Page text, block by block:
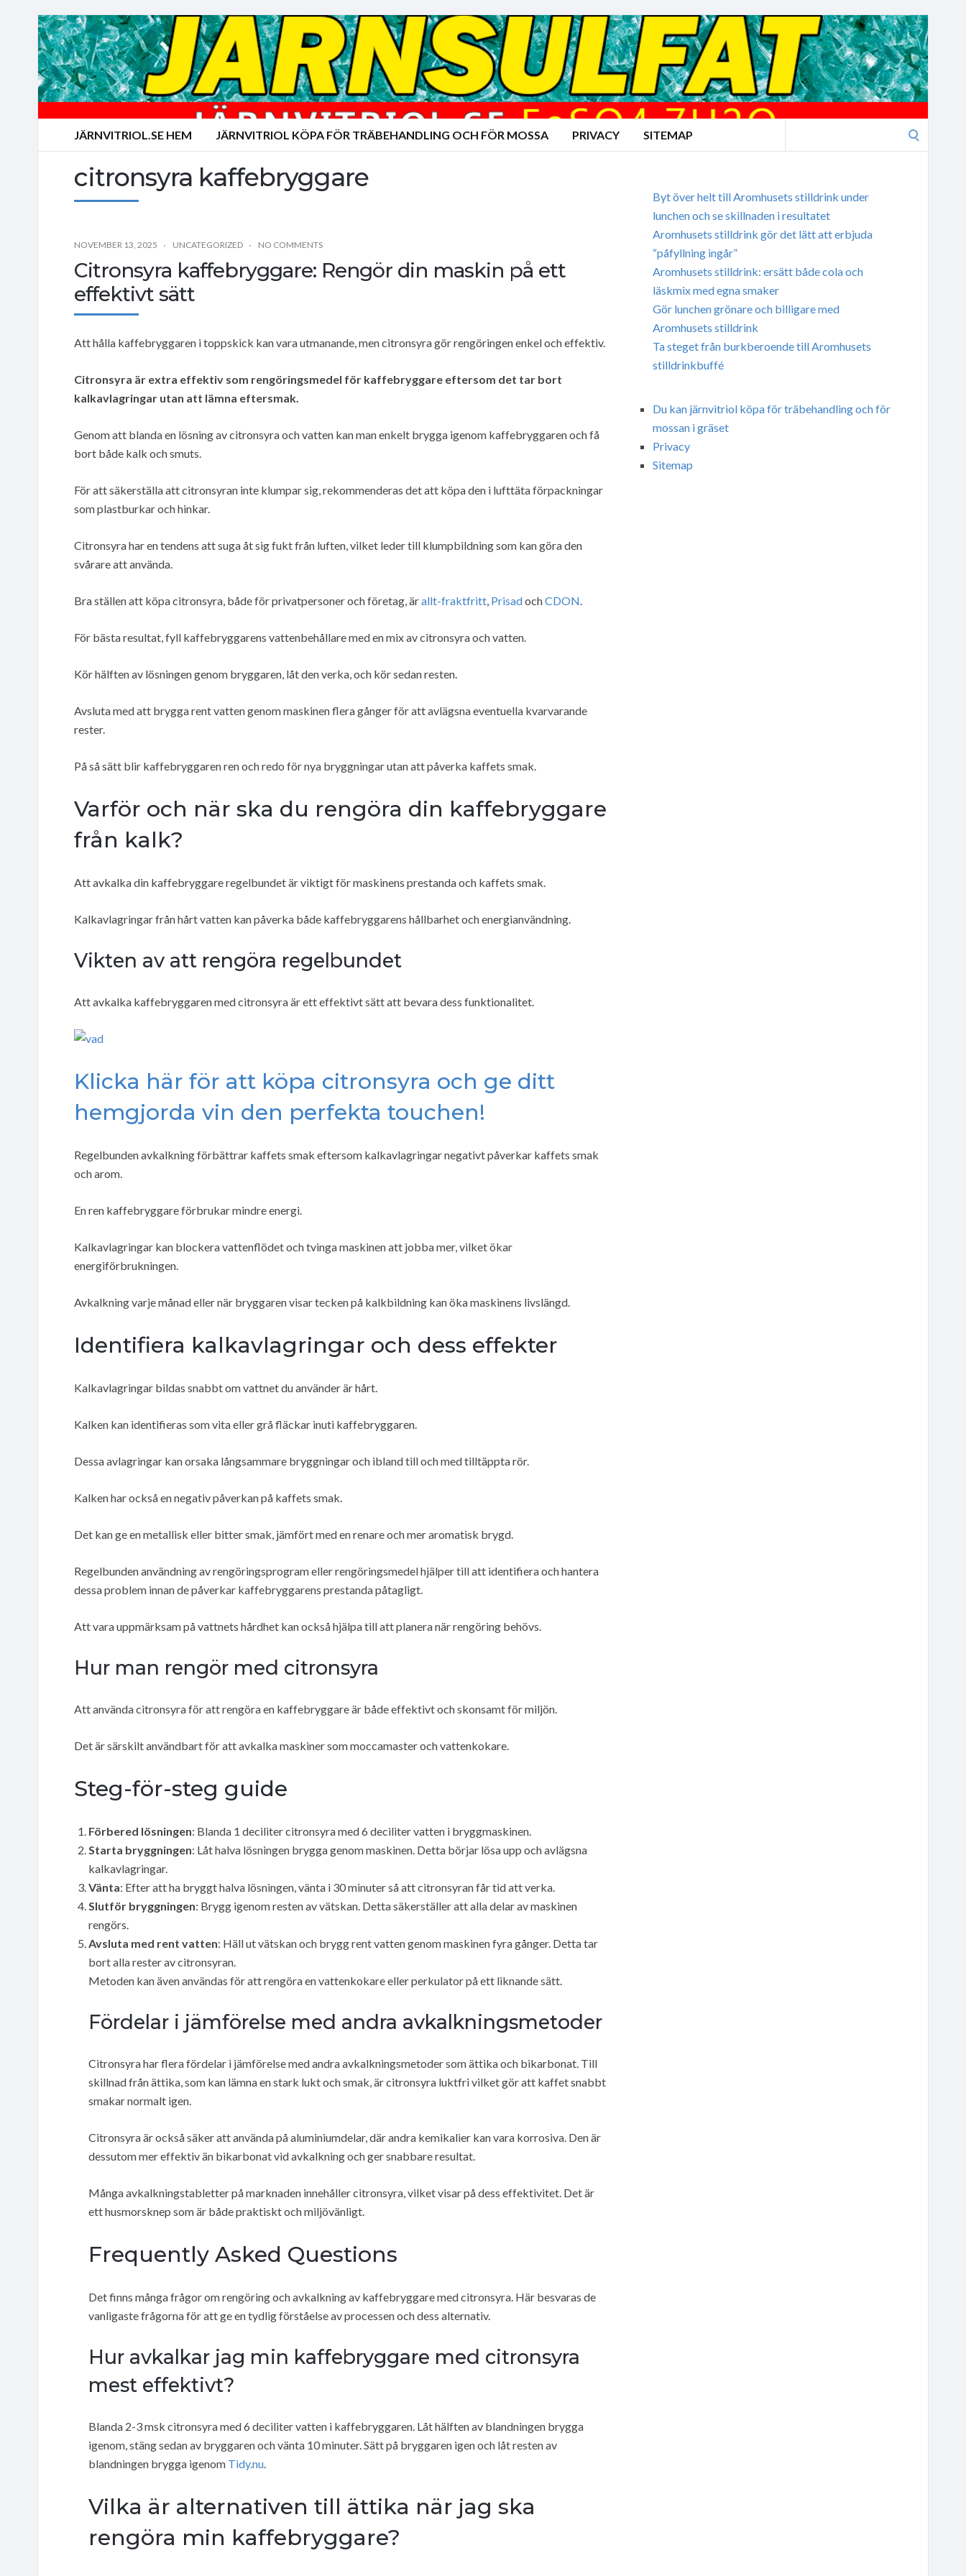
JÄRNVITRIOL.SE HEM JÄRNVITRIOL KÖPA FÖR TRÄBEHANDLING OCH FÖR MOSSA PRIVACY SITEMAP
citronsyra kaffebryggare
NOVEMBER 13, 2025 UNCATEGORIZED NO COMMENTS
Citronsyra kaffebryggare: Rengör din maskin på ett
effektivt sätt
Att hålla kaffebryggaren i toppskick kan vara utmanande, men citronsyra gör rengöringen enkel och effektiv.
Citronsyra är extra effektiv som rengöringsmedel för kaffebryggare eftersom det tar bort
kalkavlagringar utan att lämna eftersmak.
Genom att blanda en lösning av citronsyra och vatten kan man enkelt brygga igenom kaffebryggaren och få
bort både kalk och smuts.
För att säkerställa att citronsyran inte klumpar sig, rekommenderas det att köpa den i lufttäta förpackningar
som plastburkar och hinkar.
Citronsyra har en tendens att suga åt sig fukt från luften, vilket leder till klumpbildning som kan göra den
svårare att använda.
Bra ställen att köpa citronsyra, både för privatpersoner och företag, ärallt-fraktfritt, PrisadochCDON.
För bästa resultat, fyll kaffebryggarens vattenbehållare med en mix av citronsyra och vatten.
Kör hälften av lösningen genom bryggaren, låt den verka, och kör sedan resten.
Avsluta med att brygga rent vatten genom maskinen flera gånger för att avlägsna eventuella kvarvarande
rester.
På så sätt blir kaffebryggaren ren och redo för nya bryggningar utan att påverka kaffets smak.
Varför och när ska du rengöra din kaffebryggare
från kalk?
Att avkalka din kaffebryggare regelbundet är viktigt för maskinens prestanda och kaffets smak.
Kalkavlagringar från hårt vatten kan påverka både kaffebryggarens hållbarhet och energianvändning.
Vikten av att rengöra regelbundet
Att avkalka kaffebryggaren med citronsyra är ett effektivt sätt att bevara dess funktionalitet.
Klicka här för att köpa citronsyra och ge ditt
hemgjorda vin den perfekta touchen!
Regelbunden avkalkning förbättrar kaffets smak eftersom kalkavlagringar negativt påverkar kaffets smak
och arom.
En ren kaffebryggare förbrukar mindre energi.
Kalkavlagringar kan blockera vattenflödet och tvinga maskinen att jobba mer, vilket ökar
energiförbrukningen.
Avkalkning varje månad eller när bryggaren visar tecken på kalkbildning kan öka maskinens livslängd.
Identifiera kalkavlagringar och dess effekter
Kalkavlagringar bildas snabbt om vattnet du använder är hårt.
Kalken kan identifieras som vita eller grå fläckar inuti kaffebryggaren.
Dessa avlagringar kan orsaka långsammare bryggningar och ibland till och med tilltäppta rör.
Kalken har också en negativ påverkan på kaffets smak.
Det kan ge en metallisk eller bitter smak, jämfört med en renare och mer aromatisk brygd.
Regelbunden användning av rengöringsprogram eller rengöringsmedel hjälper till att identifiera och hantera
dessa problem innan de påverkar kaffebryggarens prestanda påtagligt.
Att vara uppmärksam på vattnets hårdhet kan också hjälpa till att planera när rengöring behövs.
Hur man rengör med citronsyra
Att använda citronsyra för att rengöra en kaffebryggare är både effektivt och skonsamt för miljön.
Det är särskilt användbart för att avkalka maskiner som moccamaster och vattenkokare.
Steg-för-steg guide
Förbered lösningen: Blanda 1 deciliter citronsyra med 6 deciliter vatten i bryggmaskinen.
Starta bryggningen: Låt halva lösningen brygga genom maskinen. Detta börjar lösa upp och avlägsna
kalkavlagringar.
Vänta: Efter att ha bryggt halva lösningen, vänta i 30 minuter så att citronsyran får tid att verka.
Slutför bryggningen: Brygg igenom resten av vätskan. Detta säkerställer att alla delar av maskinen
rengörs.
Avsluta med rent vatten: Häll ut vätskan och brygg rent vatten genom maskinen fyra gånger. Detta tar
bort alla rester av citronsyran.
Metoden kan även användas för att rengöra en vattenkokare eller perkulator på ett liknande sätt.
Fördelar i jämförelse med andra avkalkningsmetoder
Citronsyra har flera fördelar i jämförelse med andra avkalkningsmetoder som ättika och bikarbonat. Till
skillnad från ättika, som kan lämna en stark lukt och smak, är citronsyra luktfri vilket gör att kaffet snabbt
smakar normalt igen.
Citronsyra är också säker att använda på aluminiumdelar, där andra kemikalier kan vara korrosiva. Den är
dessutom mer effektiv än bikarbonat vid avkalkning och ger snabbare resultat.
Många avkalkningstabletter på marknaden innehåller citronsyra, vilket visar på dess effektivitet. Det är
ett husmorsknep som är både praktiskt och miljövänligt.
Frequently Asked Questions
Det finns många frågor om rengöring och avkalkning av kaffebryggare med citronsyra. Här besvaras de
vanligaste frågorna för att ge en tydlig förståelse av processen och dess alternativ.
Hur avkalkar jag min kaffebryggare med citronsyra
mest effektivt?
Blanda 2-3 msk citronsyra med 6 deciliter vatten i kaffebryggaren. Låt hälften av blandningen brygga
igenom, stäng sedan av bryggaren och vänta 10 minuter. Sätt på bryggaren igen och låt resten av
blandningen brygga igenom Tidy.nu.
Vilka är alternativen till ättika när jag ska
rengöra min kaffebryggare?
Byt över helt till Aromhusets stilldrink under
lunchen och se skillnaden i resultatet
Aromhusets stilldrink gör det lätt att erbjuda
“påfyllning ingår”
Aromhusets stilldrink: ersätt både cola och
läskmix med egna smaker
Gör lunchen grönare och billigare med
Aromhusets stilldrink
Ta steget från burkberoende till Aromhusets
stilldrinkbuffé
Du kan järnvitriol köpa för träbehandling och för
mossan i gräset
Privacy
Sitemap